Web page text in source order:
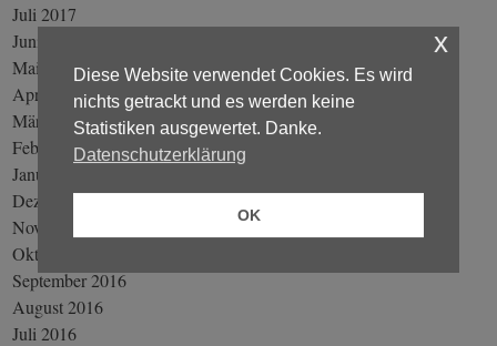
Juli 2017
Juni 2017
Mai 2017
April 2017
März 2017
Februar 2017
Januar 2017
Dezember 2016
November 2016
Oktober 2016
September 2016
August 2016
Juli 2016
Diese Website verwendet Cookies. Es wird
nichts getrackt und es werden keine
Statistiken ausgewertet. Danke.
Datenschutzerklärung
OK
x